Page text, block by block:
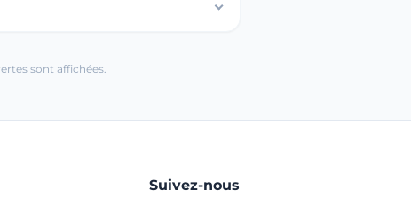
sont affichées.
Suivez-nous